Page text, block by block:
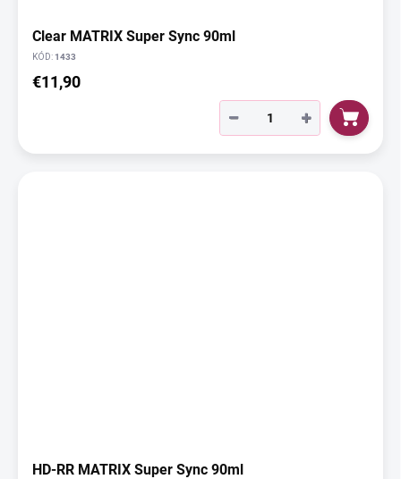
Clear MATRIX Super Sync 90ml
KÓD:1433
€11,90
+
−
HD-RR MATRIX Super Sync 90ml